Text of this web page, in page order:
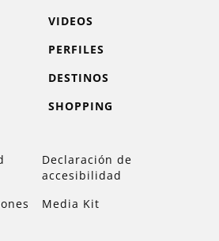
VIDEOS
PERFILES
DESTINOS
SHOPPING
Declaración de
accesibilidad
Media Kit